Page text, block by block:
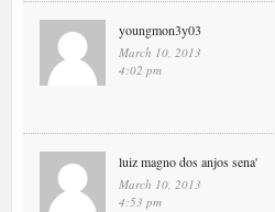
youngmon3y03
March 10, 2013
4:02 pm
luiz magno dos anjos sena'
March 10, 2013
4:53 pm